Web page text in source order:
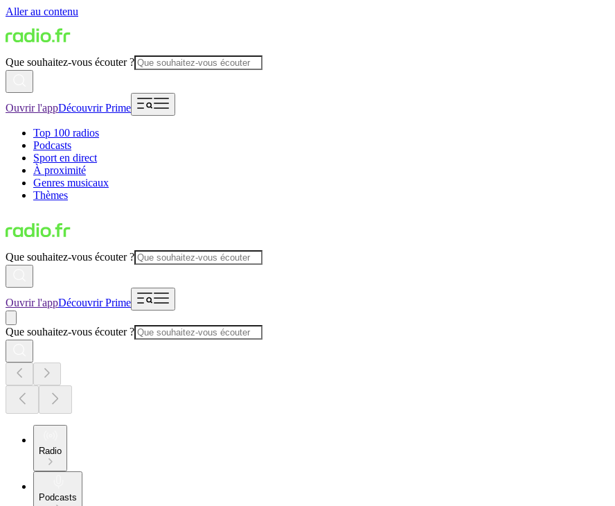
Aller au contenu
Que souhaitez-vous écouter ?
Ouvrir l'appDécouvrir Prime
Top 100 radios
Podcasts
Sport en direct
À proximité
Genres musicaux
Thèmes
Que souhaitez-vous écouter ?
Ouvrir l'appDécouvrir Prime
Que souhaitez-vous écouter ?
Radio
Podcasts